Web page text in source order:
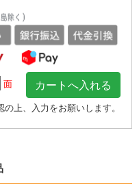
面
上、入力をお願いします。